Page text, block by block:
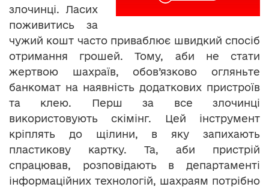
злочинці. Ласих
поживитись за
чужий кошт часто приваблює швидкий спосіб
отримання грошей. Тому, аби не стати
жертвою шахраїв, обов’язково огляньте
банкомат на наявність додаткових пристроїв
та клею. Перш за все злочинці
використовують скімінг. Цей інструмент
кріплять до щілини, в яку запихають
пластикову картку. Та, аби пристрій
спрацював, розповідають в департаменті
інформаційних технологій, шахраям потрібно